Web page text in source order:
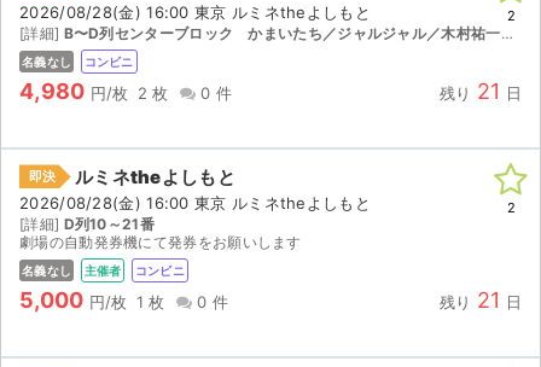
サイト情報
チケットジャム運営会社
チケットジャム利用規約
プライバシーポリシー
特定商取引法に基づく表記
2026/08/28(金) 16:00 東京 ルミネtheよしもと
[詳細] B〜D列センターブロック かまいたち／ジャルジャル／木村祐一／ザ・パンチ／もう中学生／サルゴリラ／インポッシブル／ヘンダーソン／ビスケットブラザーズ
名義なし コンビニ
4,980 円/枚 2 枚 0 件 残り 21 日
2
即決 ルミネtheよしもと
2026/08/28(金) 16:00 東京 ルミネtheよしもと
[詳細] D列10～21番
劇場の自動発券機にて発券をお願いします
名義なし 主催者 コンビニ
5,000 円/枚 1 枚 0 件 残り 21 日
2